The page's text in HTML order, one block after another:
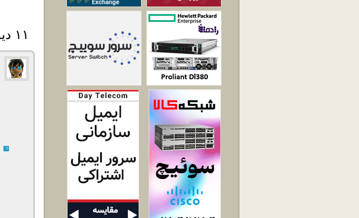
۱۱ دیدگاه نوشته شده است! می توانید دیدگاه خود را بنویسید